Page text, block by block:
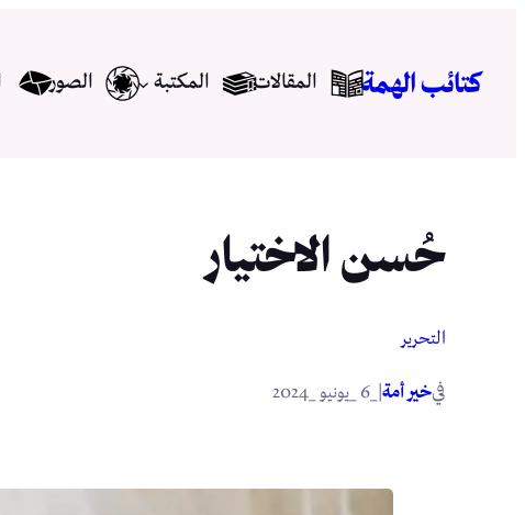
المحتوىكتائب الهمة المقالات المكتبة الصور
حُسن الاختيار
التحرير
فيخير أمة